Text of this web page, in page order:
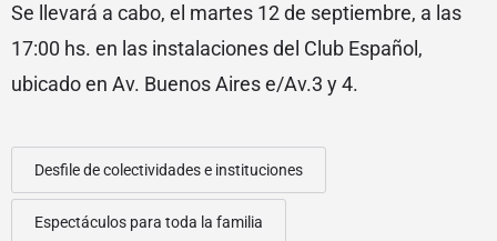
Se llevará a cabo, el martes 12 de septiembre, a las
17:00 hs. en las instalaciones del Club Español,
ubicado en Av. Buenos Aires e/Av.3 y 4.
Desfile de colectividades e instituciones
Espectáculos para toda la familia